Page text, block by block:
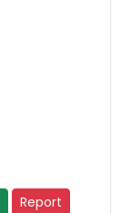
Report